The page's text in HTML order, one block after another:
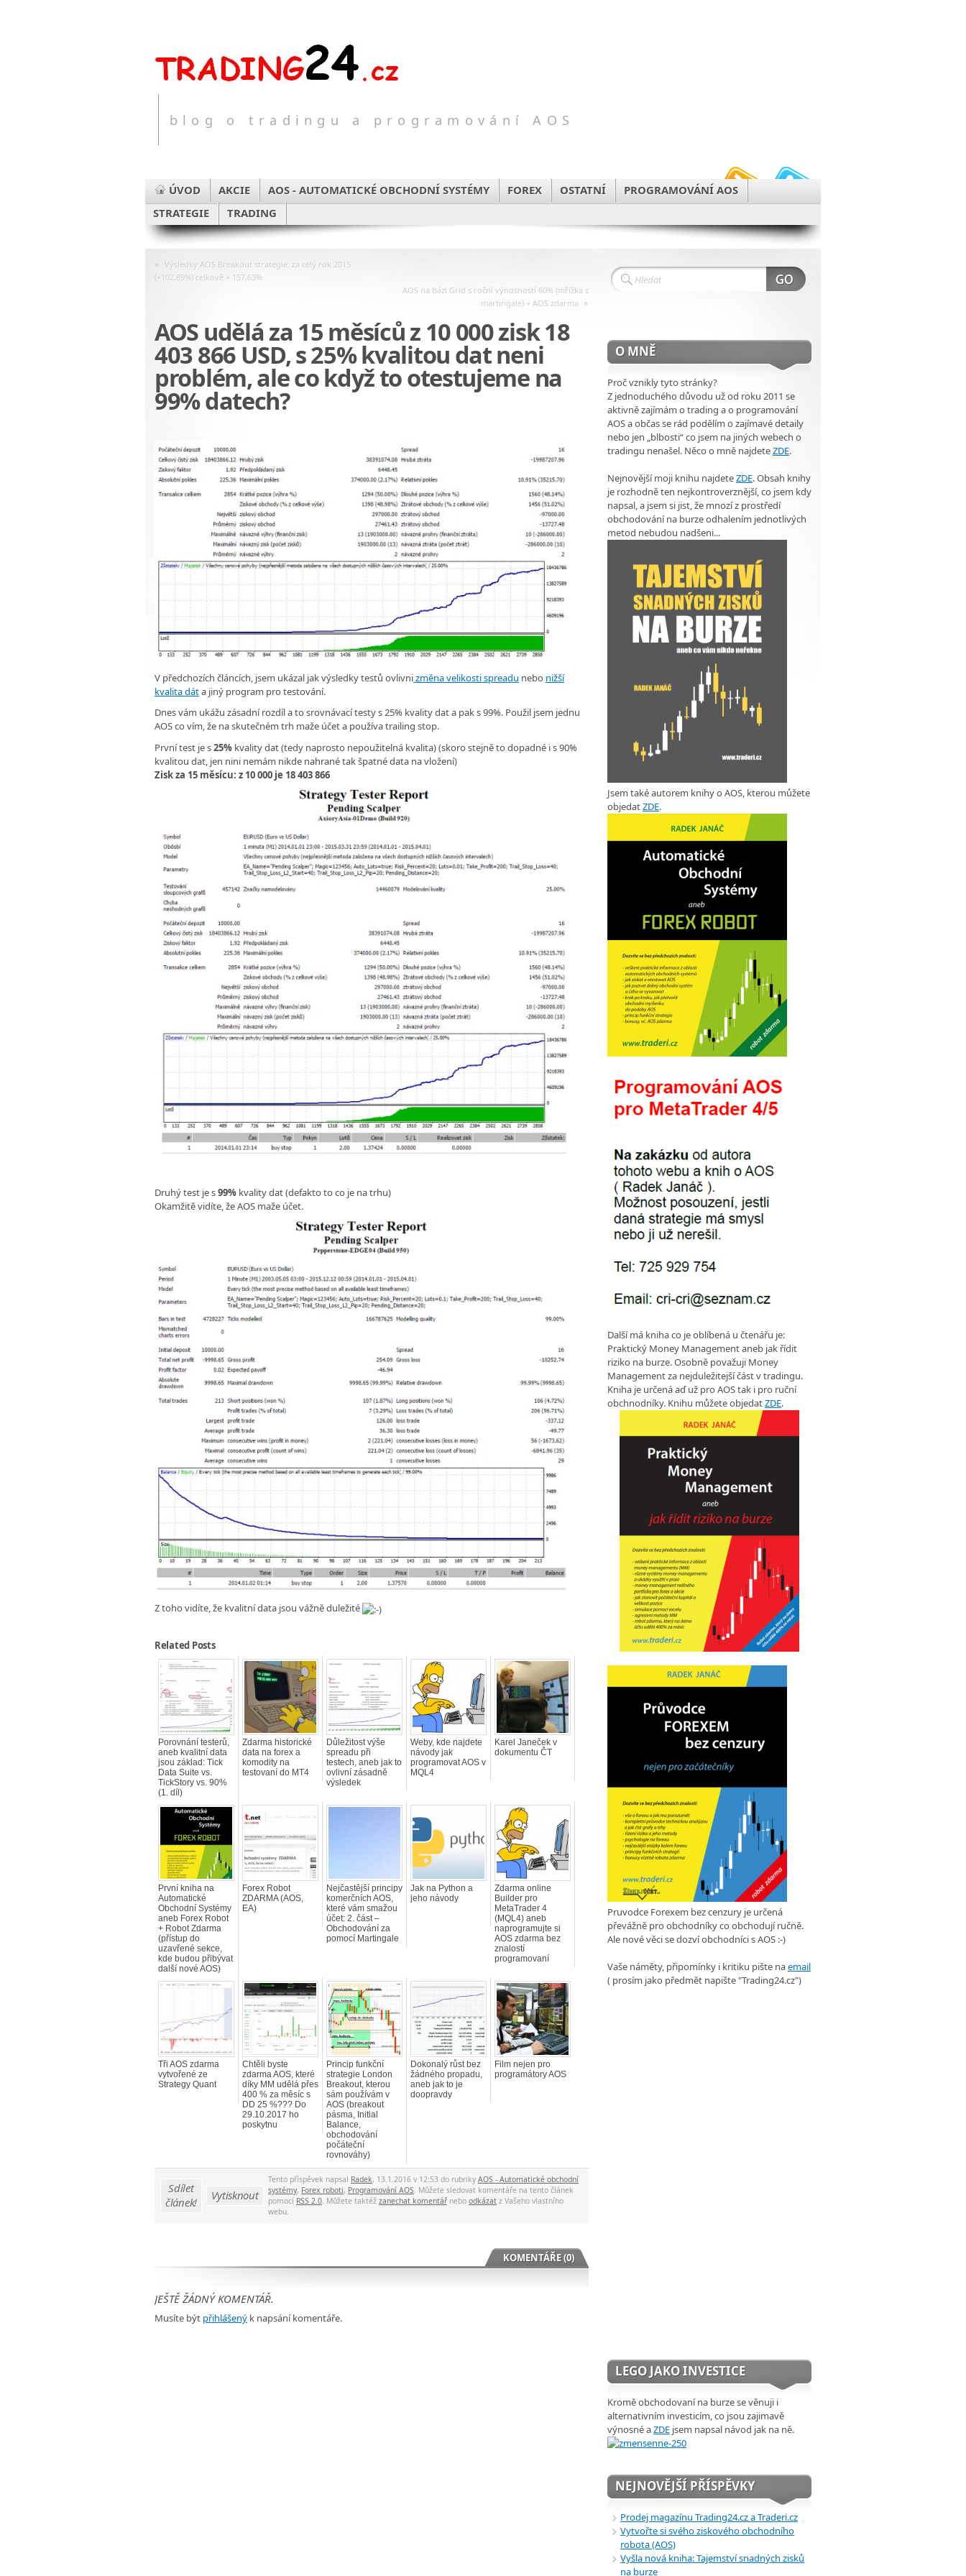
blog o tradingu a programování AOS
ÚVOD AKCIE AOS - AUTOMATICKÉ OBCHODNÍ SYSTÉMY FOREX OSTATNÍ
PROGRAMOVÁNÍ AOS
STRATEGIE
TRADING
« Výsledky AOS Breakout strategie: za celý rok 2015
(+102,89%) celkově + 157,63%
AOS na bázi Grid s roční výnosností 60% (mřížka s
martingale) + AOS zdarma »
AOS udělá za 15 měsíců z 10 000 zisk 18
403 866 USD, s 25% kvalitou dat neni
problém, ale co když to otestujeme na
99% datech?
V předchozích článcích, jsem ukázal jak výsledky testů ovlivnizměna velikosti spreadu nebo nižší
kvalita dáta jiný program pro testování.
Dnes vám ukážu zásadní rozdíl a to srovnávací testy s 25% kvality dat a pak s 99%. Použil jsem jednu
AOS co vím, že na skutečném trh maže účet a používa trailing stop.
První test je s25% kvality dat (tedy naprosto nepoužitelná kvalita) (skoro stejně to dopadné i s 90%
kvalitou dat, jen nini nemám nikde nahrané tak špatné data na vložení)
Zisk za 15 měsícu: z 10 000 je 18 403 866
Druhý test je s99% kvality dat (defakto to co je na trhu)
Okamžitě vidíte, že AOS maže účet.
Z toho vidíte, že kvalitní data jsou vážně duležité
Related Posts
Porovnání testerů,
aneb kvalitní data
jsou základ: Tick
Data Suite vs.
TickStory vs. 90%
(1. díl)
Zdarma historické
data na forex a
komodity na
testovaní do MT4
Důležitost výše
spreadu při
testech, aneb jak to
ovlivní zásadně
výsledek
Weby, kde najdete
návody jak
programovat AOS v
MQL4
Karel Janeček v
dokumentu ČT
První kniha na
Automatické
Obchodní Systémy
aneb Forex Robot
+ Robot Zdarma
(přístup do
uzavřené sekce,
kde budou přibývat
další nové AOS)
Forex Robot
ZDARMA (AOS,
EA)
Nejčastější principy
komerčních AOS,
které vám smažou
účet: 2. část –
Obchodování za
pomocí Martingale
Jak na Python a
jeho návody
Zdarma online
Builder pro
MetaTrader 4
(MQL4) aneb
naprogramujte si
AOS zdarma bez
znalostí
programovaní
Tři AOS zdarma
vytvořené ze
Strategy Quant
Chtěli byste
zdarma AOS, které
díky MM udělá přes
400 % za měsíc s
DD 25 %??? Do
29.10.2017 ho
poskytnu
Princip funkční
strategie London
Breakout, kterou
sám používám v
AOS (breakout
pásma, Initial
Balance,
obchodování
počáteční
rovnováhy)
Dokonalý růst bez
žádného propadu,
aneb jak to je
doopravdy
Film nejen pro
programátory AOS
Sdílet
článek!
Vytisknout
Tento příspěvek napsal Radek, 13.1.2016 v 12:53 do rubriky AOS - Automatické obchodní
systémy, Forex roboti, Programování AOS. Můžete sledovat komentáře na tento článek
pomocí RSS 2.0. Můžete taktéž zanechat komentář nebo odkázat z Vašeho vlastního
webu.
KOMENTÁŘE (0)
JEŠTĚ ŽÁDNÝ KOMENTÁŘ.
Musíte být přihlášený k napsání komentáře.
O MNĚ
Proč vznikly tyto stránky?
Z jednoduchého důvodu už od roku 2011 se
aktivně zajímám o trading a o programování
AOS a občas se rád podělím o zajímavé detaily
nebo jen „blbosti“ co jsem na jiných webech o
tradingu nenašel. Něco o mně najdeteZDE.
Nejnovější moji knihu najdeteZDE. Obsah knihy
je rozhodně ten nejkontroverznější, co jsem kdy
napsal, a jsem si jist, že mnozí z prostředí
obchodování na burze odhalením jednotlivých
metod nebudou nadšeni...
Jsem také autorem knihy o AOS, kterou můžete
objedatZDE.
Další má kniha co je oblíbená u čtenářu je:
Praktický Money Management aneb jak řídit
riziko na burze. Osobně považuji Money
Management za nejduležitejší část v tradingu.
Kniha je určená aď už pro AOS tak i pro ruční
obchnodníky. Knihu můžete objedatZDE.
Pruvodce Forexem bez cenzury je určená
převážně pro obchodníky co obchodují ručně.
Ale nové věci se dozví obchodníci s AOS :-)
Vaše náměty, připomínky i kritiku pište naemail
( prosím jako předmět napište "Trading24.cz")
LEGO JAKO INVESTICE
Kromě obchodovaní na burze se věnuji i
alternativním investicím, co jsou zajimavě
výnosné aZDE jsem napsal návod jak na ně.
NEJNOVĚJŠÍ PŘÍSPĚVKY
Prodej magazínu Trading24.cz a Traderi.cz
Vytvořte si svého ziskového obchodního
robota (AOS)
Vyšla nová kniha: Tajemství snadných zisků
na burze